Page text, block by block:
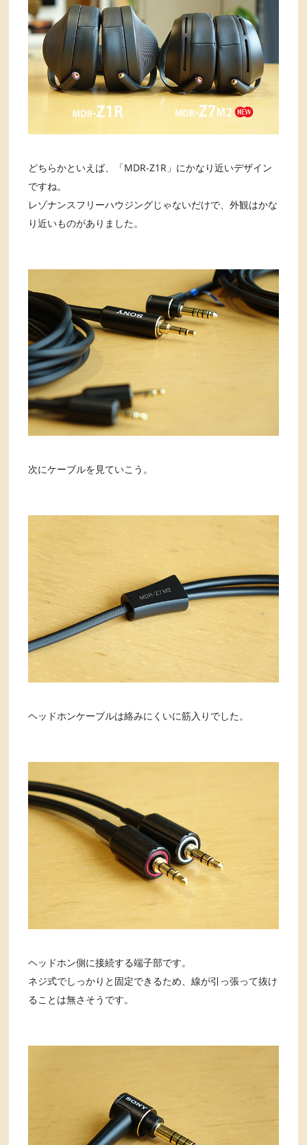
どちらかといえば、「MDR-Z1R」にかなり近いデザイン
ですね。
レゾナンスフリーハウジングじゃないだけで、外観はかな
り近いものがありました。
次にケーブルを見ていこう。
ヘッドホンケーブルは絡みにくいに筋入りでした。
ヘッドホン側に接続する端子部です。
ネジ式でしっかりと固定できるため、線が引っ張って抜け
ることは無さそうです。